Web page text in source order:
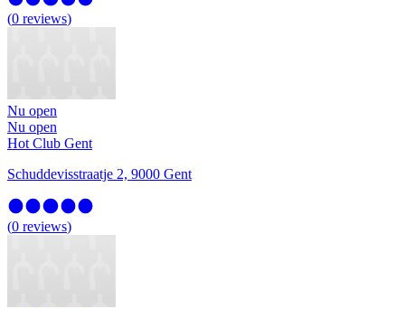
(0 reviews)
Nu open
Nu open
Hot Club Gent
Schuddevisstraatje 2, 9000 Gent
(0 reviews)